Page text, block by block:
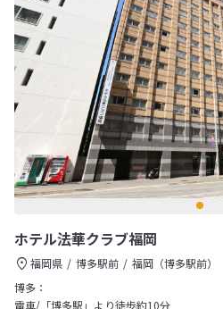
ホテル法華クラブ福岡
福岡県 博多駅前
福岡（博多駅前）
博多：
電車/「博多駅」より徒歩約10分